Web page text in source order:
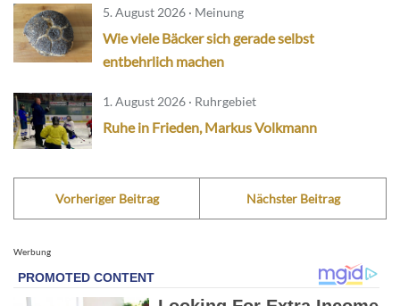
5. August 2026 · Meinung
Wie viele Bäcker sich gerade selbst
entbehrlich machen
1. August 2026 · Ruhrgebiet
Ruhe in Frieden, Markus Volkmann
Vorheriger Beitrag Nächster Beitrag
Werbung